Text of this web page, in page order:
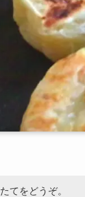
てをどうぞ。